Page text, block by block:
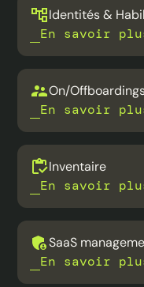
Identités &
En savoir
On/
En savoir
Inventaire
En savoir
SaaS
En savoir